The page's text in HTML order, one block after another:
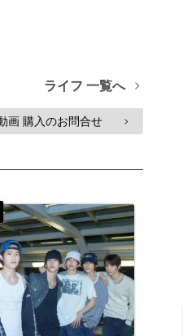
ライフ 一覧へ >
画 購入のお問合せ >